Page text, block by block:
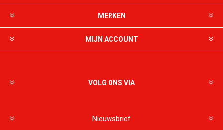
MERKEN
MIJN ACCOUNT
VOLG ONS VIA
Nieuwsbrief